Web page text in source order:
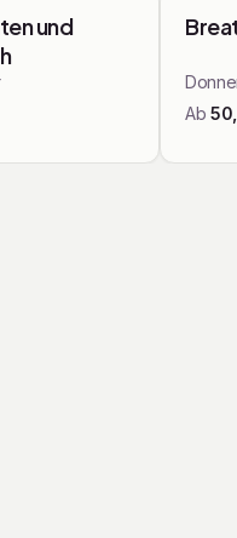
demnächst statt
und
Ab